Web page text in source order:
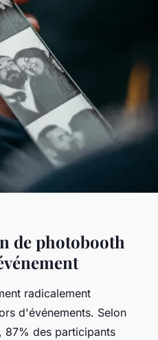
de photobooth
radicalement
d'événements. Selon
, 87% des participants